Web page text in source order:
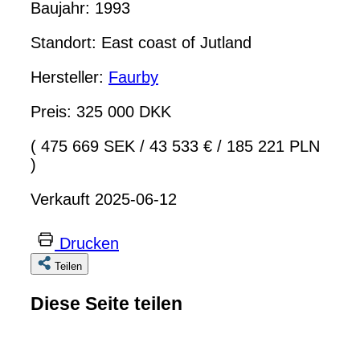
Baujahr: 1993
Standort: East coast of Jutland
Hersteller: Faurby
Preis: 325 000 DKK
( 475 669 SEK / 43 533 € / 185 221 PLN
)
Verkauft 2025-06-12
Drucken
Teilen
Diese Seite teilen